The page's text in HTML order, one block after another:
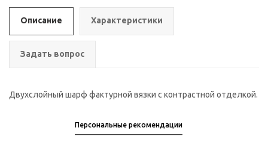
Описание Характеристики
Задать вопрос
Двухслойный шарф фактурной вязки с контрастной отделкой.
Персональные рекомендации